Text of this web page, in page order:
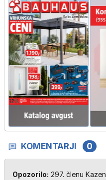
KOMENTARJI 0
Opozorilo: 297. členu